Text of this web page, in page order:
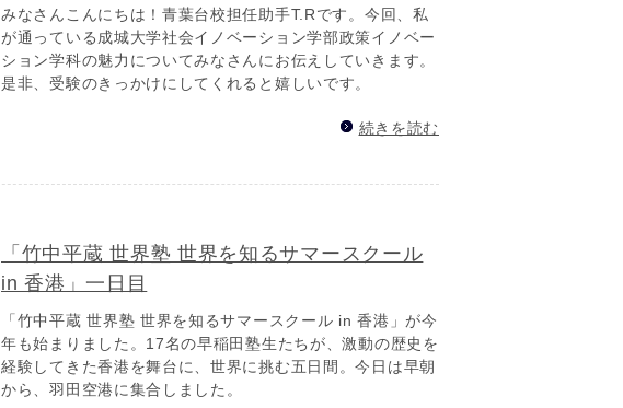
みなさんこんにちは！青葉台校担任助手T.Rです。今回、私
が通っている成城大学社会イノベーション学部政策イノベー
ション学科の魅力についてみなさんにお伝えしていきます。
是非、受験のきっかけにしてくれると嬉しいです。
続きを読む
「竹中平蔵 世界塾 世界を知るサマースクール
in 香港」一日目
「竹中平蔵 世界塾 世界を知るサマースクール in 香港」が今
年も始まりました。17名の早稲田塾生たちが、激動の歴史を
経験してきた香港を舞台に、世界に挑む五日間。今日は早朝
から、羽田空港に集合しました。